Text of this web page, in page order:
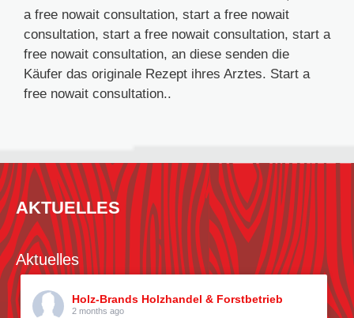
a free nowait consultation, start a free nowait
consultation, start a free nowait consultation, start a
free nowait consultation, an diese senden die
Käufer das originale Rezept ihres Arztes. Start a
free nowait consultation..
AKTUELLES
Aktuelles
Holz-Brands Holzhandel & Forstbetrieb
2 months ago